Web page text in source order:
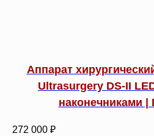
Аппарат
Ultrasurgery DS-II
наконечниками |
272 000 ₽